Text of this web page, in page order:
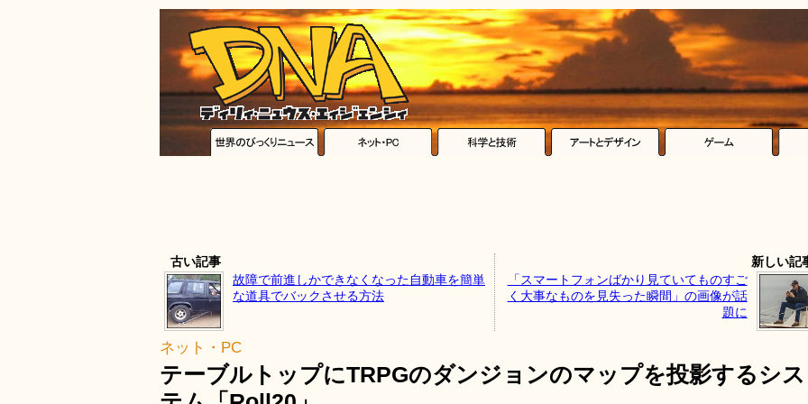
古い記事
故障で前進しかできなくなった自動車を簡単
な道具でバックさせる方法
新しい記
「スマートフォンばかり見ていてものすご
く大事なものを見失った瞬間」の画像が話
題に
ネット・PC
テーブルトップにTRPGのダンジョンのマップを投影するシス